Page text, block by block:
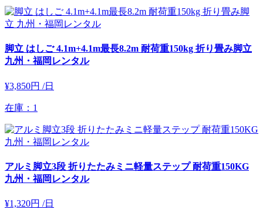
脚立 はしご 4.1m+4.1m最長8.2m 耐荷重150kg 折り畳み脚立
九州・福岡レンタル
¥3,850円 /日
在庫：1
アルミ脚立3段 折りたたみミニ軽量ステップ 耐荷重150KG
九州・福岡レンタル
¥1,320円 /日